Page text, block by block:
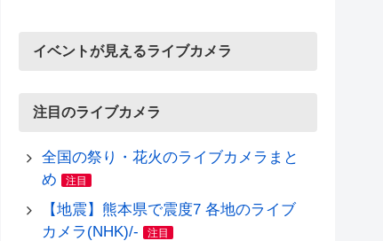
イベントが見えるライブカメラ
注目のライブカメラ
全国の祭り・花火のライブカメラまと
め
注目
【地震】熊本県で震度7 各地のライブ
カメラ(NHK)/-
注目